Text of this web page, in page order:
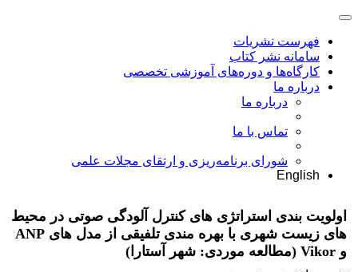
فهرست نشریات
سامانه نشر کتاب
کارگاه‌ها و دوره‌های آموزشی تخصصی
درباره ما
درباره ما
تماس با ما
شورای برنامه‌ریزی و ارتقای مجلات علمی
English
اولویت بندى استراتژی های کنترل آلودگی صوتی در محیط
های زیست شهری با بهره مندی تلفیقی از مدل های ANP
و Vikor (مطالعه موردی: شهر آستارا)